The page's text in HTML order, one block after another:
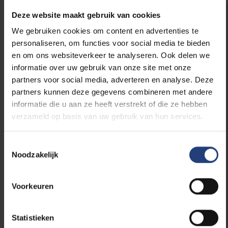
Deze website maakt gebruik van cookies
We gebruiken cookies om content en advertenties te
personaliseren, om functies voor social media te bieden
en om ons websiteverkeer te analyseren. Ook delen we
informatie over uw gebruik van onze site met onze
partners voor social media, adverteren en analyse. Deze
partners kunnen deze gegevens combineren met andere
informatie die u aan ze heeft verstrekt of die ze hebben
verzameld op basis van uw gebruik van hun services.
Noodzakelijk
Voorkeuren
Statistieken
In de pers
De Tijd:Kankeronderzoekster Damya
Laoui en fondsenwerver Yamina
Krossa: ‘Wij zoeken ook een Coucke
als mecenas'
HLN:Alex Agnew doneert 90.000 euro
verzamelt bijna 450000 euro voor
kanker wordt in Brussel gemaakt
kanker ooit zullen kunnen uitroeien’